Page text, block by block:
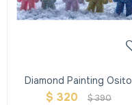
Diamond Painting Osito
Llavero
$ 320 $390